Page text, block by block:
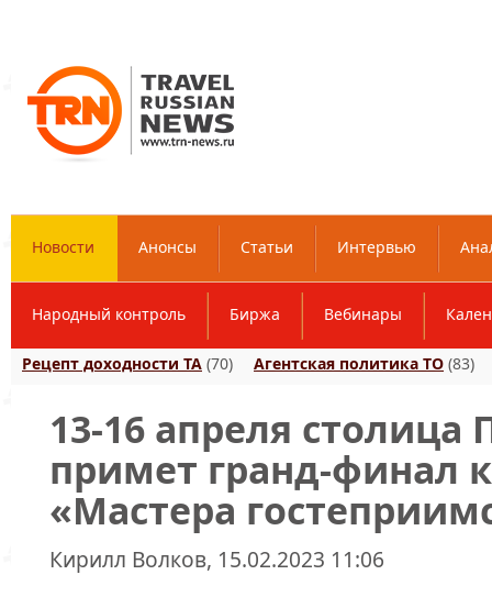
Новости Анонсы Статьи Интервью
Народный контроль Биржа Вебинары
Рецепт доходности ТА (70) Агентская политика ТО (83)
13-16 апреля столица
примет гранд-финал
«Мастера
Кирилл Волков, 15.02.2023 11:06